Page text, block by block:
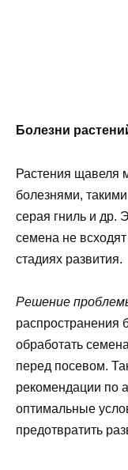
Болезни
Растения щавеля
болезнями,
серая гниль и др.
семена не
стадиях развития.
Решение
распространения
обработать
перед посевом.
рекомендации по
оптимальные
предотвратить